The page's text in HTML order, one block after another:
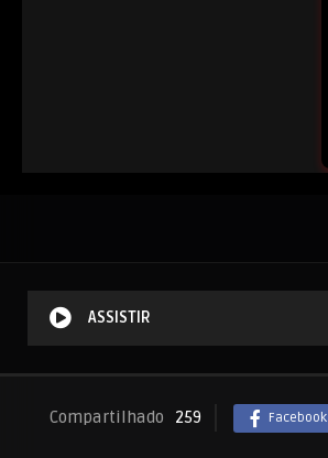
ASSISTIR
Compartilhado 259 Facebook